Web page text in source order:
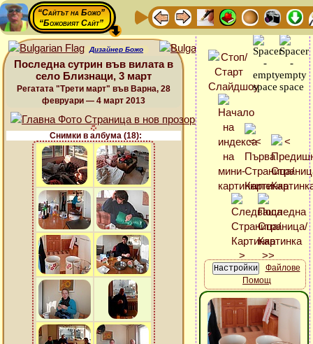
“Сайтът на Божо”
“Божовият Сайт”
Дизайнер Божо
Последна сутрин във вилата в
село Близнаци, 3 март
Регатата "Трети март" във Варна, 28
февруари — 4 март 2013
Снимки в албума (18):
Файлове
Помощ